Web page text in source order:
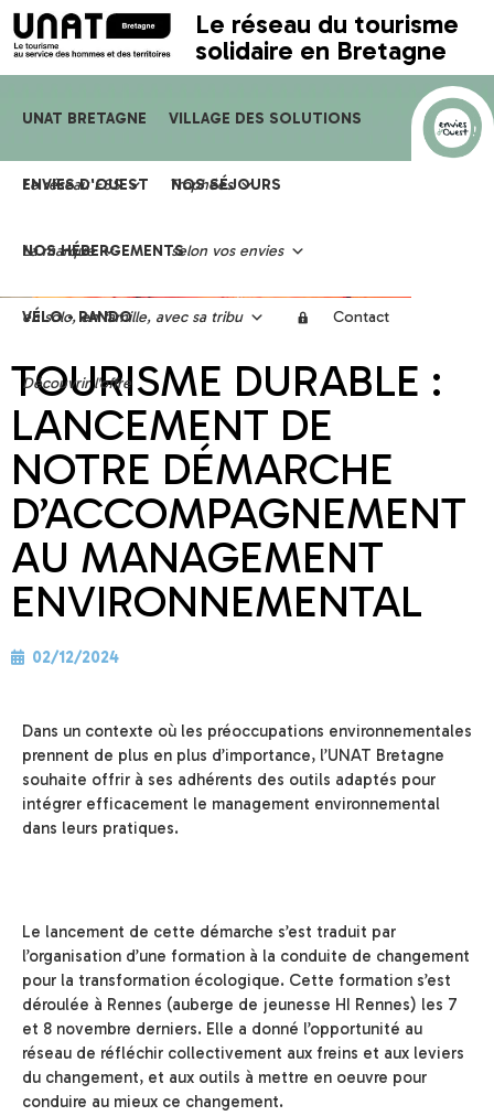
Le réseau du tourisme
solidaire en Bretagne
UNAT BRETAGNE
Le réseau ESS
VILLAGE DES SOLUTIONS
Trophées
ENVIES D'OUEST
La marque
NOS SÉJOURS
selon vos envies
NOS HÉBERGEMENTS
en solo, en famille, avec sa tribu
VÉLO - RANDO
Découvrir l'offre
Contact
TOURISME DURABLE :
LANCEMENT DE
NOTRE DÉMARCHE
D’ACCOMPAGNEMENT
AU MANAGEMENT
ENVIRONNEMENTAL
02/12/2024
Dans un contexte où les préoccupations environnementales
prennent de plus en plus d’importance, l’UNAT Bretagne
souhaite offrir à ses adhérents des outils adaptés pour
intégrer efficacement le management environnemental
dans leurs pratiques.
Le lancement de cette démarche s’est traduit par
l’organisation d’une formation à la conduite de changement
pour la transformation écologique. Cette formation s’est
déroulée à Rennes (auberge de jeunesse HI Rennes) les 7
et 8 novembre derniers. Elle a donné l’opportunité au
réseau de réfléchir collectivement aux freins et aux leviers
du changement, et aux outils à mettre en oeuvre pour
conduire au mieux ce changement.